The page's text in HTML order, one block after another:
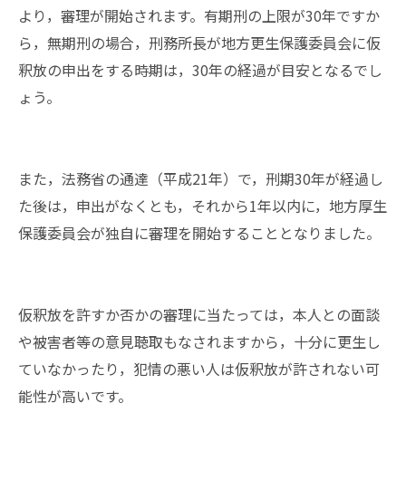
より，審理が開始されます。有期刑の上限が30年ですか
ら，無期刑の場合，刑務所長が地方更生保護委員会に仮
釈放の申出をする時期は，30年の経過が目安となるでし
ょう。
また，法務省の通達（平成21年）で，刑期30年が経過し
た後は，申出がなくとも，それから1年以内に，地方厚生
保護委員会が独自に審理を開始することとなりました。
仮釈放を許すか否かの審理に当たっては，本人との面談
や被害者等の意見聴取もなされますから，十分に更生し
ていなかったり，犯情の悪い人は仮釈放が許されない可
能性が高いです。